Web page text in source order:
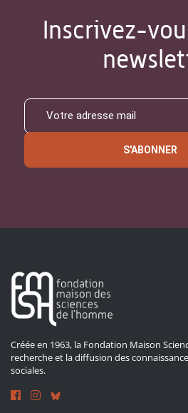
Inscrivez-
S'ABONNER
Créée en 1963, la Fondation Maison
recherche et la diffusion des
sociales.